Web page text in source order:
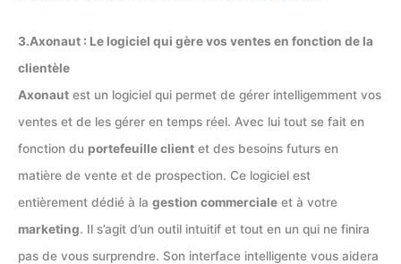
3.Axonaut : Le logiciel qui gère vos ventes en fonction de la
clientèle
Axonaut est un logiciel qui permet de gérer intelligemment vos
ventes et de les gérer en temps réel. Avec lui tout se fait en
fonction du portefeuille client et des besoins futurs en
matière de vente et de prospection. Ce logiciel est
entièrement dédié à la gestion commerciale et à votre
marketing. Il s’agit d’un outil intuitif et tout en un qui ne finira
pas de vous surprendre. Son interface intelligente vous aidera